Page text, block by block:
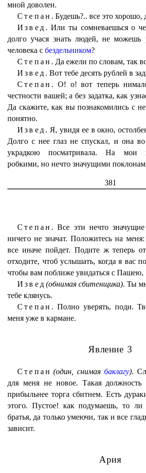
мной доволен.
Степан. Будешь?.. все это хорошо,
Извед. Или ты сомневаешься о
долго учася знать людей, не можешь
человека с бездельником?
Степан. Да ежели по словам, так
Извед. Вот тебе десять рублей в
Степан. О! о! вот теперь
честности вашей; а без задатка, как
Да скажите, как вы познакомились с
понятно.
Извед. Я, увидя ее в окно,
Долго с нее глаз не спускал, и она
украдкою посматривала. На мои
робкими, но нечто значущими
381
Степан. Все эти нечто
ничего не значат. Положитесь на
все иначе пойдет. Подите ж теперь
отходите, чтоб услышать, когда я вас
чтобы вам поближе увидаться с Пашею,
Извед (обнимая сбитенщика). Ты
тебе клянусь.
Степан. Полно уверять, поди.
меня уже в кармане.
Явление 3
Степан (один, снимая баклагу).
для меня не новое. Такая
прибыльнее торга сбитнем. Есть
этого. Пустое! как подумаешь, то
братья, да только умеючи, так и все
зависит.
Ария